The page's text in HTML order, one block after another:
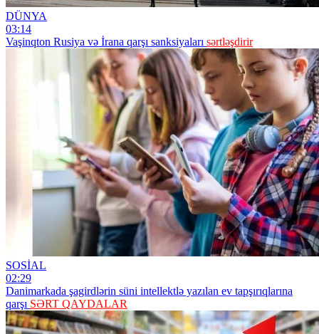
DÜNYA
03:14
Vaşinqton Rusiya və İrana qarşı sanksiyaları sərtləşdirir
SOSİAL
02:29
Danimarkada şagirdlərin süni intellektlə yazılan ev tapşırıqlarına
qarşı SƏRT QAYDALAR